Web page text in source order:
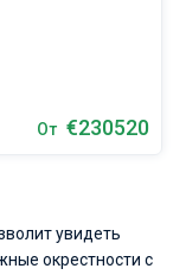
От €230520
увидеть
окрестности с